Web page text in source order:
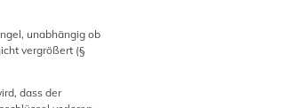
unabhängig ob
vergrößert (§
dass der